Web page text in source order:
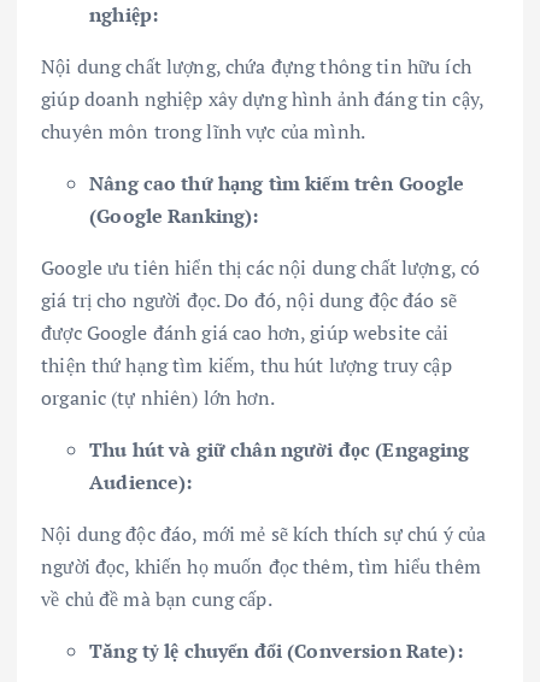
nghiệp:
Nội dung chất lượng, chứa đựng thông tin hữu ích
giúp doanh nghiệp xây dựng hình ảnh đáng tin cậy,
chuyên môn trong lĩnh vực của mình.
Nâng cao thứ hạng tìm kiếm trên Google
(Google Ranking):
Google ưu tiên hiển thị các nội dung chất lượng, có
giá trị cho người đọc. Do đó, nội dung độc đáo sẽ
được Google đánh giá cao hơn, giúp website cải
thiện thứ hạng tìm kiếm, thu hút lượng truy cập
organic (tự nhiên) lớn hơn.
Thu hút và giữ chân người đọc (Engaging
Audience):
Nội dung độc đáo, mới mẻ sẽ kích thích sự chú ý của
người đọc, khiến họ muốn đọc thêm, tìm hiểu thêm
về chủ đề mà bạn cung cấp.
Tăng tỷ lệ chuyển đổi (Conversion Rate):